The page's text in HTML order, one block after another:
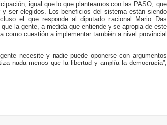
igual que lo que planteamos con las PASO, que
ser elegidos. Los beneficios del sistema están siendo
el que responde al diputado nacional Mario Das
la gente, a medida que entiende y se apropia de este
como cuestión a implementar también a nivel provincial
necesite y nadie puede oponerse con argumentos
nada menos que la libertad y amplía la democracia”,